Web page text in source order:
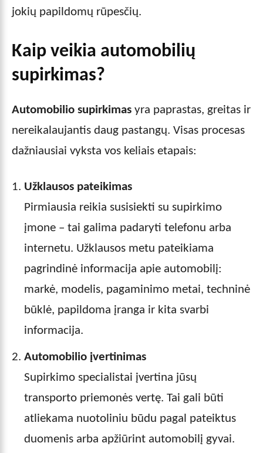
jokių papildomų rūpesčių.
Kaip veikia automobilių
supirkimas?
Automobilio supirkimas yra paprastas, greitas ir
nereikalaujantis daug pastangų. Visas procesas
dažniausiai vyksta vos keliais etapais:
Užklausos pateikimas
Pirmiausia reikia susisiekti su supirkimo
įmone – tai galima padaryti telefonu arba
internetu. Užklausos metu pateikiama
pagrindinė informacija apie automobilį:
markė, modelis, pagaminimo metai, techninė
būklė, papildoma įranga ir kita svarbi
informacija.
Automobilio įvertinimas
Supirkimo specialistai įvertina jūsų
transporto priemonės vertę. Tai gali būti
atliekama nuotoliniu būdu pagal pateiktus
duomenis arba apžiūrint automobilį gyvai.